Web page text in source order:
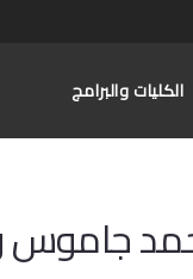
الكليات والبرامج